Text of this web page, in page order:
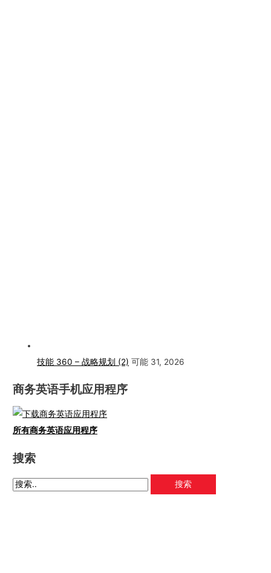
技能 360 – 战略规划 (2) 可能 31, 2026
商务英语手机应用程序
所有商务英语应用程序
搜索